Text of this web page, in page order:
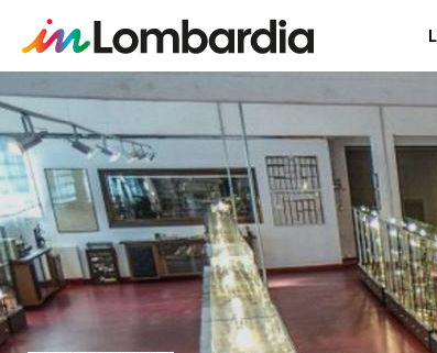
al
contenuto
principale